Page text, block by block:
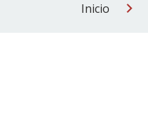
Inicio